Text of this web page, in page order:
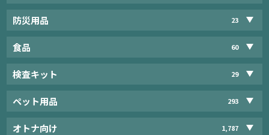
防災用品 23
食品 60
検査キット 29
ペット用品 293
オトナ向け 1,787